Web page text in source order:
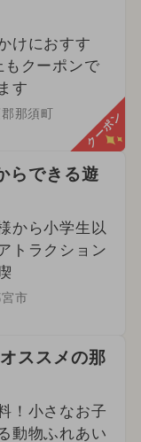
けにおすす
クーポンで
す
那須町 クーポン
らできる遊
から小学生以
トラクション
市
ススメの那
！小さなお子
動物ふれあい